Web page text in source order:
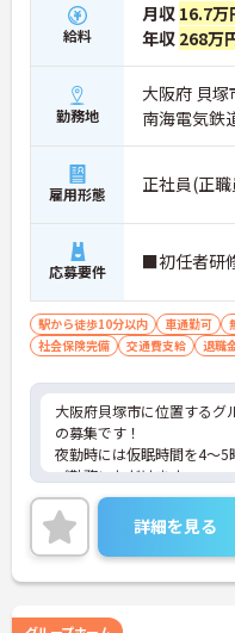
給料
月収 16.7万
年収 268万
勤務地
大阪府 貝
南海電気鉄
雇用形態 正社員(正
応募要件 ■初任者研
駅から徒歩10分以内 車通勤可
社会保険完備
交通費支給 退職
大阪府貝塚市に位置するグ
の募集です！
夜勤時には仮眠時間を4～5
ご勤務いただけます。
ご興味ある方には、面接対
詳細をお話しいたしますの
い！
詳細を見る